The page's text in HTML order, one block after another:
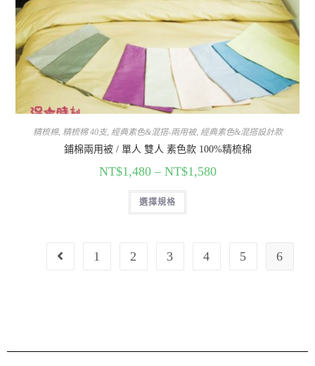
精梳棉, 精梳棉 40支, 經典素色&混搭-兩用被, 經典素色&混搭設計款
鋪棉兩用被 / 單人 雙人 素色款 100%精梳棉
NT$1,480– NT$1,580
選擇規格
1 2 3 4 5 6